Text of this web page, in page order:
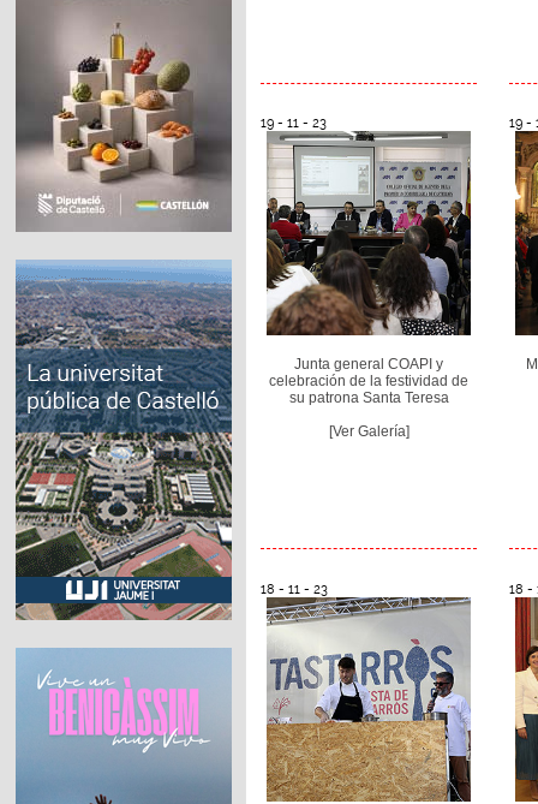
19 - 11 - 23
Junta general COAPI y
celebración de la festividad de
su patrona Santa Teresa
[Ver Galería]
19 -
18 - 11 - 23 18 -